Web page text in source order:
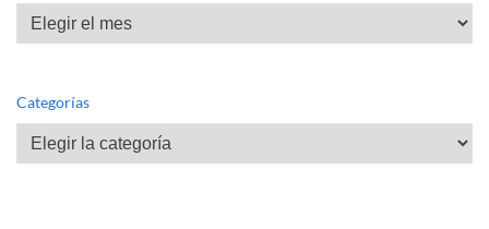
Archivos
Categorías
Categorías